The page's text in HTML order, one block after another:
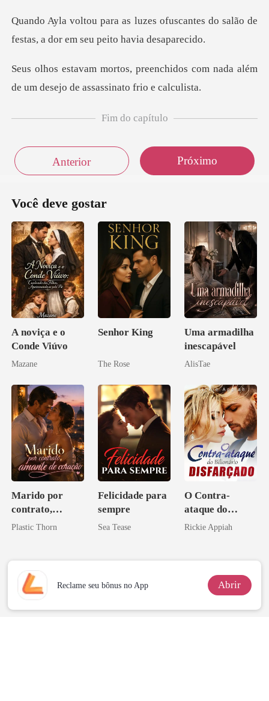
fuscantes do salão de
festas, a do
hidos com nada além
de um desejo
Fim do capítulo
Anterior Próximo
Você deve gostar
A noviça e o
Conde Viúvo
Mazane
Senhor King
The Rose
Uma armadilha
inescapável
AlisTae
Marido por
contrato,
amante de
Plastic Thorn
Felicidade para
sempre
Sea Tease
O Contra-
ataque do
Bilionário
Rickie Appiah
Reclame seu bônus no App Abrir